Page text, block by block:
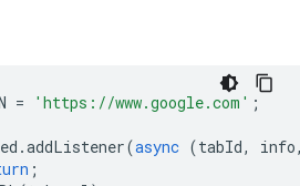
= 'https://www.google.com' ;
.addListener(async (tabId, info
;